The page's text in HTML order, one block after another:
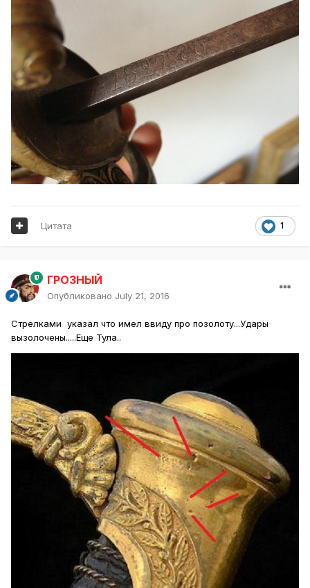
1
Цитата
ГРОЗНЫЙ
Опубликовано July 21, 2016
Стрелками указал что имел ввиду про позолоту...Удары
вызолочены.....Еще Тула..